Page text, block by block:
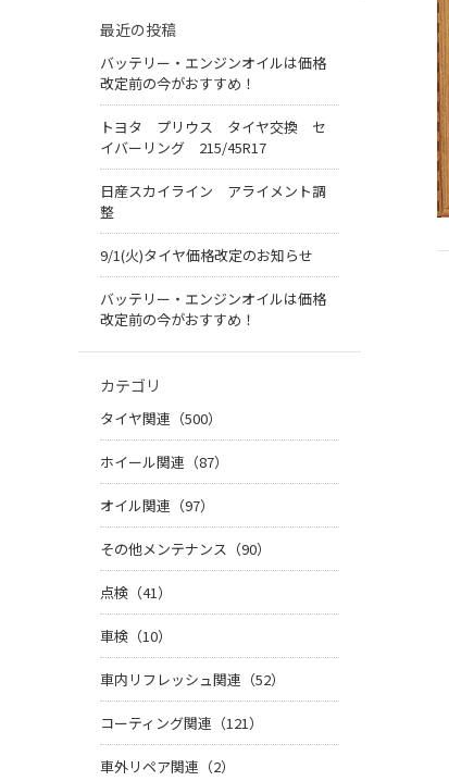
最近の投稿
バッテリー・エンジンオイルは価格
改定前の今がおすすめ！
トヨタ プリウス タイヤ交換 セ
イバーリング 215/45R17
日産スカイライン アライメント調
整
9/1(火)タイヤ価格改定のお知らせ
バッテリー・エンジンオイルは価格
改定前の今がおすすめ！
カテゴリ
タイヤ関連（500）
ホイール関連（87）
オイル関連（97）
その他メンテナンス（90）
点検（41）
車検（10）
車内リフレッシュ関連（52）
コーティング関連（121）
車外リペア関連（2）